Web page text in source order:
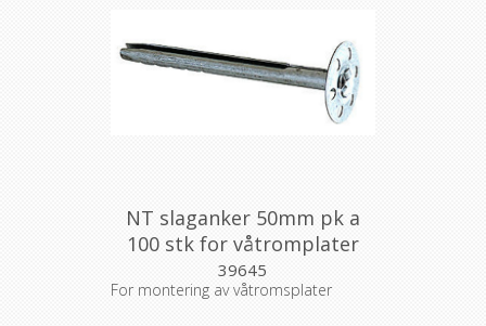
NT slaganker 50mm pk a
100 stk for våtromplater
39645
For montering av våtromsplater